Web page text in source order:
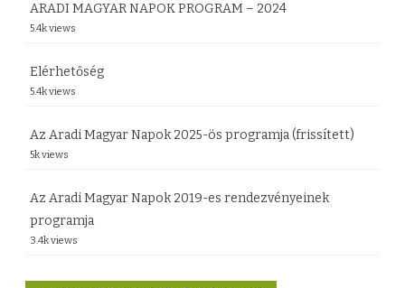
ARADI MAGYAR NAPOK PROGRAM – 2024
5.4k views
Elérhetőség
5.4k views
Az Aradi Magyar Napok 2025-ös programja (frissített)
5k views
Az Aradi Magyar Napok 2019-es rendezvényeinek
programja
3.4k views